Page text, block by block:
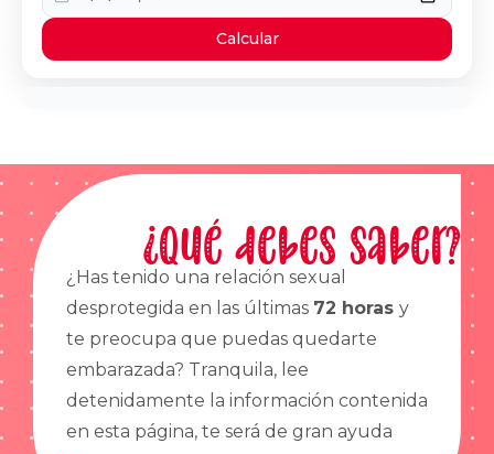
Calcular
¿Qué debes saber?
¿Has tenido una relación sexual
desprotegida en las últimas 72 horas y
te preocupa que puedas quedarte
embarazada? Tranquila, lee
detenidamente la información contenida
en esta página, te será de gran ayuda